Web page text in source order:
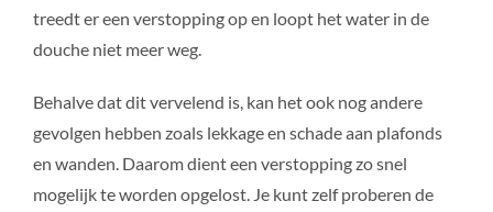
treedt er een verstopping op en loopt het water in de
douche niet meer weg.
Behalve dat dit vervelend is, kan het ook nog andere
gevolgen hebben zoals lekkage en schade aan plafonds
en wanden. Daarom dient een verstopping zo snel
mogelijk te worden opgelost. Je kunt zelf proberen de